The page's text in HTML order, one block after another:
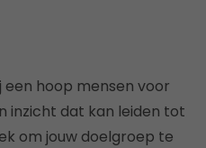
hoop mensen voor
inzicht dat kan leiden tot
om jouw doelgroep te